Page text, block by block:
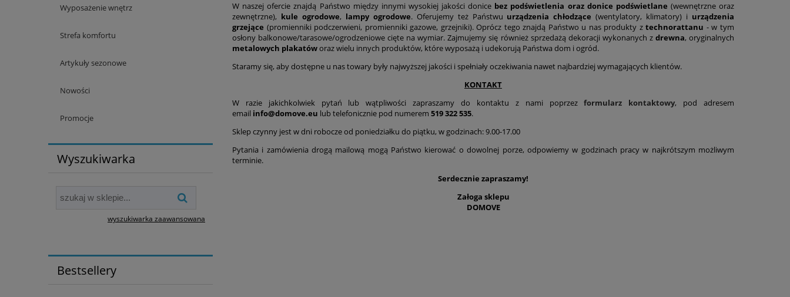
Wyposażenie wnętrz
Strefa komfortu
Artykuły sezonowe
Nowości
Promocje
Wyszukiwarka
wyszukiwarka zaawansowana
Bestsellery
W naszej ofercie znajdą Państwo między innymi wysokiej jakości donice bez podświetlenia oraz donice podświetlane (wewnętrzne oraz
zewnętrzne), kule ogrodowe, lampy ogrodowe. Oferujemy też Państwu urządzenia chłodzące (wentylatory, klimatory) i urządzenia
grzejące (promienniki podczerwieni, promienniki gazowe, grzejniki). Oprócz tego znajdą Państwo u nas produkty ztechnorattanu - w tym
osłony balkonowe/tarasowe/ogrodzeniowe cięte na wymiar. Zajmujemy się również sprzedażą dekoracji wykonanych z drewna, oryginalnych
metalowych plakatóworaz wielu innych produktów, które wyposażą i udekorują Państwa dom i ogród.
Staramy się, aby dostępne u nas towary były najwyższej jakości i spełniały oczekiwania nawet najbardziej wymagających klientów.
KONTAKT
W razie jakichkolwiek pytań lub wątpliwości zapraszamy do kontaktu z nami poprzezformularz kontaktowy, pod adresem
email info@domove.eu lub telefonicznie pod numerem 519 322 535.
Sklep czynny jest w dni robocze od poniedziałku do piątku, w godzinach: 9.00-17.00
Pytania i zamówienia drogą mailową mogą Państwo kierować o dowolnej porze, odpowiemy w godzinach pracy w najkrótszym możliwym
terminie.
Serdecznie zapraszamy!
Załoga sklepu
DOMOVE